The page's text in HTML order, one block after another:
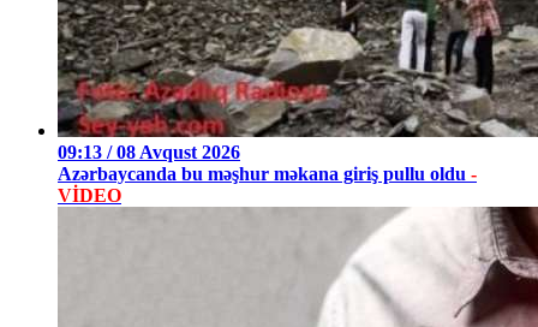
09:13 / 08 Avqust 2026
Azərbaycanda bu məşhur məkana giriş pullu oldu -
VİDEO